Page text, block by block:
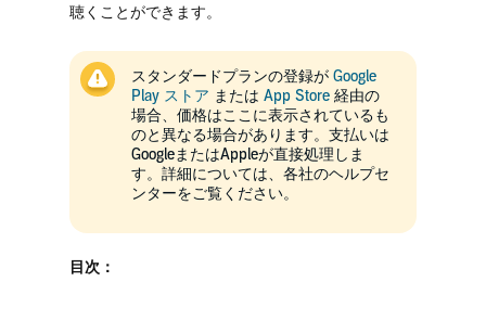
聴くことができます。
スタンダードプランの登録が Google
Play ストア または App Store経由の
場合、価格はここに表示されているも
のと異なる場合があります。支払いは
GoogleまたはAppleが直接処理しま
す。詳細については、各社のヘルプセ
ンターをご覧ください。
目次：